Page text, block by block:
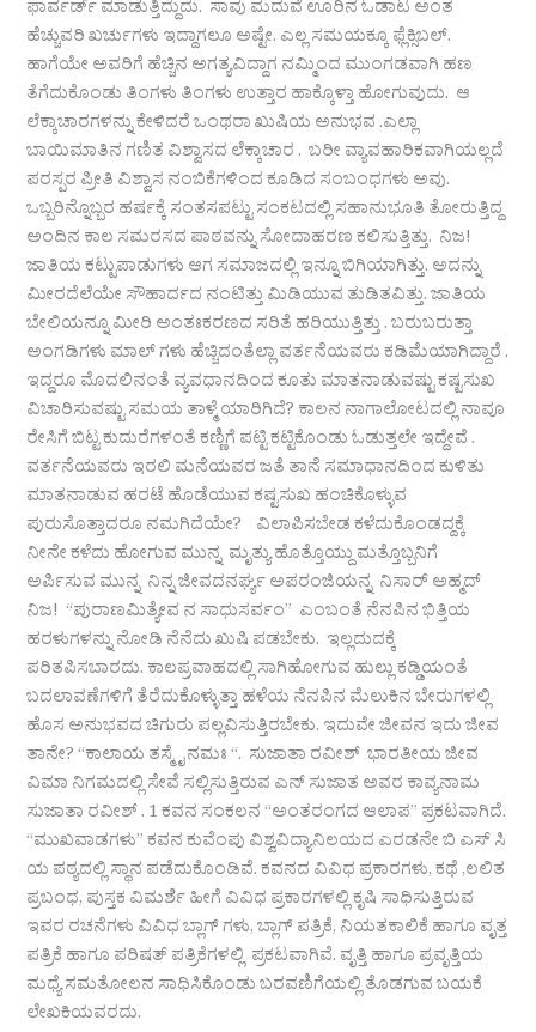
ಫಾರ್ವರ್ಡ್ ಮಾಡುತ್ತಿದ್ದುದು. ಸಾವು ಮದುವೆ ಊರಿನ ಓಡಾಟ ಅಂತ
ಹೆಚ್ಚುವರಿ ಖರ್ಚುಗಳು ಇದ್ದಾಗಲೂ ಅಷ್ಟೇ. ಎಲ್ಲ ಸಮಯಕ್ಕೂ ಫ್ಲೆಕ್ಸಿಬಲ್.
ಹಾಗೆಯೇ ಅವರಿಗೆ ಹೆಚ್ಚಿನ ಅಗತ್ಯವಿದ್ದಾಗ ನಮ್ಮಿಂದ ಮುಂಗಡವಾಗಿ ಹಣ
ತೆಗೆದುಕೊಂಡು ತಿಂಗಳು ತಿಂಗಳು ಉತ್ತಾರ ಹಾಕ್ಕೊಳ್ತಾ ಹೋಗುವುದು. ಆ
ಲೆಕ್ಕಾಚಾರಗಳನ್ನು ಕೇಳಿದರೆ ಒಂಥರಾ ಖುಷಿಯ ಅನುಭವ .ಎಲ್ಲಾ
ಬಾಯಿಮಾತಿನ ಗಣಿತ ವಿಶ್ವಾಸದ ಲೆಕ್ಕಾಚಾರ . ಬರೀ ವ್ಯಾವಹಾರಿಕವಾಗಿಯಲ್ಲದೆ
ಪರಸ್ಪರ ಪ್ರೀತಿ ವಿಶ್ವಾಸ ನಂಬಿಕೆಗಳಿಂದ ಕೂಡಿದ ಸಂಬಂಧಗಳು ಅವು.
ಒಬ್ಬರಿನ್ನೊಬ್ಬರ ಹರ್ಷಕ್ಕೆ ಸಂತಸಪಟ್ಟು ಸಂಕಟದಲ್ಲಿ ಸಹಾನುಭೂತಿ ತೋರುತ್ತಿದ್ದ
ಅಂದಿನ ಕಾಲ ಸಮರಸದ ಪಾಠವನ್ನು ಸೋದಾಹರಣ ಕಲಿಸುತ್ತಿತ್ತು. ನಿಜ!
ಜಾತಿಯ ಕಟ್ಟುಪಾಡುಗಳು ಆಗ ಸಮಾಜದಲ್ಲಿ ಇನ್ನೂ ಬಿಗಿಯಾಗಿತ್ತು. ಅದನ್ನು
ಮೀರದೆಲೆಯೇ ಸೌಹಾರ್ದದ ನಂಟಿತ್ತು ಮಿಡಿಯುವ ತುಡಿತವಿತ್ತು. ಜಾತಿಯ
ಬೇಲಿಯನ್ನೂ ಮೀರಿ ಅಂತಃಕರಣದ ಸರಿತೆ ಹರಿಯುತ್ತಿತ್ತು . ಬರುಬರುತ್ತಾ
ಅಂಗಡಿಗಳು ಮಾಲ್ ಗಳು ಹೆಚ್ಚಿದಂತೆಲ್ಲಾ ವರ್ತನೆಯವರು ಕಡಿಮೆಯಾಗಿದ್ದಾರೆ .
ಇದ್ದರೂ ಮೊದಲಿನಂತೆ ವ್ಯವಧಾನದಿಂದ ಕೂತು ಮಾತನಾಡುವಷ್ಟು ಕಷ್ಟಸುಖ
ವಿಚಾರಿಸುವಷ್ಟು ಸಮಯ ತಾಳ್ಮೆ ಯಾರಿಗಿದೆ? ಕಾಲನ ನಾಗಾಲೋಟದಲ್ಲಿ ನಾವೂ
ರೇಸಿಗೆ ಬಿಟ್ಟ ಕುದುರೆಗಳಂತೆ ಕಣ್ಣಿಗೆ ಪಟ್ಟಿ ಕಟ್ಟಿಕೊಂಡು ಓಡುತ್ತಲೇ ಇದ್ದೇವೆ .
ವರ್ತನೆಯವರು ಇರಲಿ ಮನೆಯವರ ಜತೆ ತಾನೆ ಸಮಾಧಾನದಿಂದ ಕುಳಿತು
ಮಾತನಾಡುವ ಹರಟೆ ಹೊಡೆಯುವ ಕಷ್ಟಸುಖ ಹಂಚಿಕೊಳ್ಳುವ
ಪುರುಸೊತ್ತಾದರೂ ನಮಗಿದೆಯೇ? ವಿಲಾಪಿಸಬೇಡ ಕಳೆದುಕೊಂಡದ್ದಕ್ಕೆ
ನೀನೇ ಕಳೆದು ಹೋಗುವ ಮುನ್ನ ಮೃತ್ಯು ಹೊತ್ತೊಯ್ದು ಮತ್ತೊಬ್ಬನಿಗೆ
ಅರ್ಪಿಸುವ ಮುನ್ನ ನಿನ್ನ ಜೀವದನರ್ಘ್ಯ ಅಪರಂಜಿಯನ್ನ ನಿಸಾರ್ ಅಹ್ಮದ್
ನಿಜ! “ಪುರಾಣಮಿತ್ಯೇವ ನ ಸಾಧುಸರ್ವಂ” ಎಂಬಂತೆ ನೆನಪಿನ ಭಿತ್ತಿಯ
ಹರಳುಗಳನ್ನು ನೋಡಿ ನೆನೆದು ಖುಷಿ ಪಡಬೇಕು. ಇಲ್ಲದುದಕ್ಕೆ
ಪರಿತಪಿಸಬಾರದು. ಕಾಲಪ್ರವಾಹದಲ್ಲಿ ಸಾಗಿಹೋಗುವ ಹುಲ್ಲು ಕಡ್ಡಿಯಂತೆ
ಬದಲಾವಣೆಗಳಿಗೆ ತೆರೆದುಕೊಳ್ಳುತ್ತಾ ಹಳೆಯ ನೆನಪಿನ ಮೆಲುಕಿನ ಬೇರುಗಳಲ್ಲಿ
ಹೊಸ ಅನುಭವದ ಚಿಗುರು ಪಲ್ಲವಿಸುತ್ತಿರಬೇಕು. ಇದುವೇ ಜೀವನ ಇದು ಜೀವ
ತಾನೇ? “ಕಾಲಾಯ ತಸ್ಮೈ ನಮಃ “. ಸುಜಾತಾ ರವೀಶ್ ಭಾರತೀಯ ಜೀವ
ವಿಮಾ ನಿಗಮದಲ್ಲಿ ಸೇವೆ ಸಲ್ಲಿಸುತ್ತಿರುವ ಎನ್ ಸುಜಾತ ಅವರ ಕಾವ್ಯನಾಮ
ಸುಜಾತಾ ರವೀಶ್ . 1 ಕವನ ಸಂಕಲನ “ಅಂತರಂಗದ ಆಲಾಪ” ಪ್ರಕಟವಾಗಿದೆ.
“ಮುಖವಾಡಗಳು” ಕವನ ಕುವೆಂಪು ವಿಶ್ವವಿದ್ಯಾನಿಲಯದ ಎರಡನೇ ಬಿ ಎಸ್ ಸಿ
ಯ ಪಠ್ಯದಲ್ಲಿ ಸ್ಥಾನ ಪಡೆದುಕೊಂಡಿವೆ. ಕವನದ ವಿವಿಧ ಪ್ರಕಾರಗಳು, ಕಥೆ ,ಲಲಿತ
ಪ್ರಬಂಧ, ಪುಸ್ತಕ ವಿಮರ್ಶೆ ಹೀಗೆ ವಿವಿಧ ಪ್ರಕಾರಗಳಲ್ಲಿ ಕೃಷಿ ಸಾಧಿಸುತ್ತಿರುವ
ಇವರ ರಚನೆಗಳು ವಿವಿಧ ಬ್ಲಾಗ್ ಗಳು, ಬ್ಲಾಗ್ ಪತ್ರಿಕೆ, ನಿಯತಕಾಲಿಕೆ ಹಾಗೂ ವೃತ್ತ
ಪತ್ರಿಕೆ ಹಾಗೂ ಪರಿಷತ್ ಪತ್ರಿಕೆಗಳಲ್ಲಿ ಪ್ರಕಟವಾಗಿವೆ. ವೃತ್ತಿ ಹಾಗೂ ಪ್ರವೃತ್ತಿಯ
ಮಧ್ಯೆ ಸಮತೋಲನ ಸಾಧಿಸಿಕೊಂಡು ಬರವಣಿಗೆಯಲ್ಲಿ ತೊಡಗುವ ಬಯಕೆ
ಲೇಖಕಿಯವರದು.